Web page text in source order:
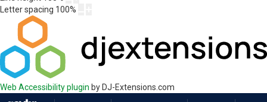
Letter spacing 100%
Web Accessibility plugin by DJ-Extensions.com